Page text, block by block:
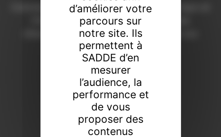
Commissaires-priseurs de père en fils à Dijon et
Chaumont depuis 1908. Une expertise
d’excellence pour révéler la valeur de vos
collections.
FAIRE ESTIMER UN BIEN
PROCHAINES VENTES
d’améliorer votre
parcours sur
notre site. Ils
permettent à
SADDE d’en
mesurer
l’audience, la
performance et
de vous
proposer des
contenus